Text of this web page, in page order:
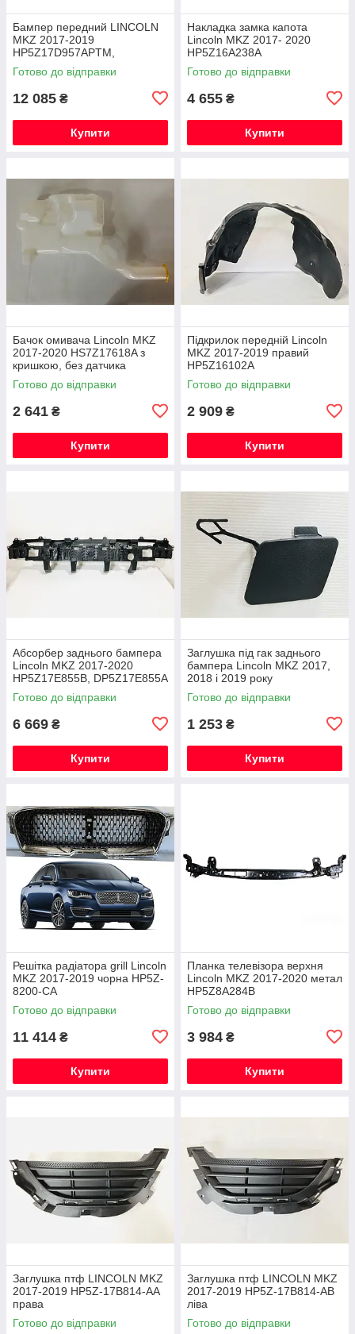
Бампер передний LINCOLN
MKZ 2017-2019
HP5Z17D957APTM,
HP5Z17D957SDPTM без
парктроников
Готово до відправки
12 085 ₴
Купити
Накладка замка капота
Lincoln MKZ 2017- 2020
HP5Z16A238A
Готово до відправки
4 655 ₴
Купити
Бачок омивача Lincoln MKZ
2017-2020 HS7Z17618A з
кришкою, без датчика
Готово до відправки
2 641 ₴
Купити
Підкрилок передній Lincoln
MKZ 2017-2019 правий
HP5Z16102A
Готово до відправки
2 909 ₴
Купити
Абсорбер заднього бампера
Lincoln MKZ 2017-2020
HP5Z17E855B, DP5Z17E855A
Готово до відправки
6 669 ₴
Купити
Заглушка під гак заднього
бампера Lincoln MKZ 2017,
2018 і 2019 року
Готово до відправки
1 253 ₴
Купити
Решітка радіатора grill Lincoln
MKZ 2017-2019 чорна HP5Z-
8200-CA
Готово до відправки
11 414 ₴
Купити
Планка телевізора верхня
Lincoln MKZ 2017-2020 метал
HP5Z8A284B
Готово до відправки
3 984 ₴
Купити
Заглушка птф LINCOLN MKZ
2017-2019 HP5Z-17B814-AA
права
Готово до відправки
Заглушка птф LINCOLN MKZ
2017-2019 HP5Z-17B814-AB
ліва
Готово до відправки